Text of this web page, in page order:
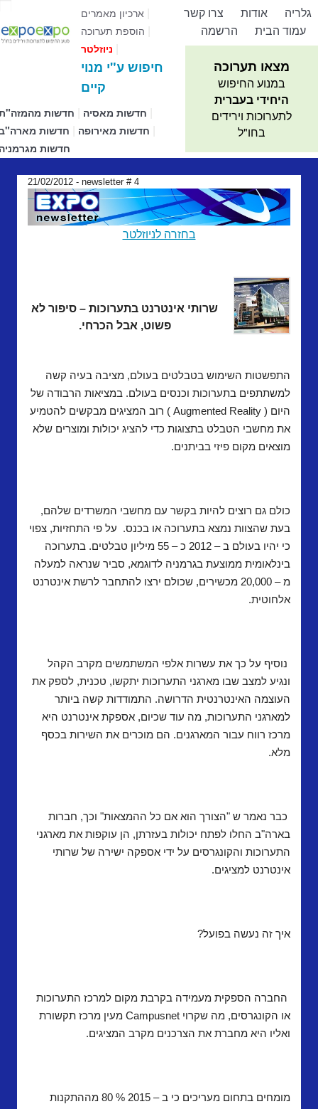
ארכיון מאמרים|
הוספת תערוכה
ניוזלטר
חיפוש ע"י מנוי
קיים
חדשות חדשות מאסיה
חדשות חדשות מאירופה
חדשות
צרו קשר אודות
גלריה
הרשמה
עמוד הבית
מצאו תערוכה
במנוע החיפוש
היחידי בעברית
לתערוכות וירידים
בחו"ל
21/02/2012 - newsletter # 4
בחזרה לניוזלטר
שרותי אינטרנט בתערוכות – סיפור לא
פשוט, אבל הכרחי.
התפשטות השימוש בטבלטים בעולם, מציבה בעיה קשה
למשתתפים בתערוכות וכנסים בעולם. במציאות הרבודה של
היום ( Augmented Reality ) רוב המציגים מבקשים להטמיע
את מחשבי הטבלט בתצוגות כדי להציג יכולות ומוצרים שלא
מוצאים מקום פיזי בביתנים.
כולם גם רוצים להיות בקשר עם מחשבי המשרדים שלהם,
בעת שהצוות נמצא בתערוכה או בכנס.
על פי התחזיות, צפוי
כי יהיו בעולם ב – 2012 כ – 55 מיליון טבלטים. בתערוכה
בינלאומית ממוצעת בגרמניה לדוגמא, סביר שנראה למעלה
מ – 20,000 מכשירים, שכולם ירצו להתחבר לרשת אינטרנט
אלחוטית.
נוסיף על כך את עשרות אלפי המשתמשים מקרב הקהל
ונגיע למצב שבו מארגני התערוכות יתקשו, טכנית, לספק את
העוצמה האינטרנטית הדרושה. התמודדות קשה ביותר
למארגני התערוכות, מה עוד שכיום, אספקת אינטרנט היא
מרכז רווח עבור המארגנים. הם מוכרים את השירות בכסף
מלא.
כבר נאמר ש "הצורך הוא אם כל ההמצאות" וכך, חברות
בארה"ב החלו לפתח יכולות בעזרתן, הן עוקפות את מארגני
התערוכות והקונגרסים על ידי אספקה ישירה של שרותי
אינטרנט למציגים.
איך זה נעשה בפועל?
החברה הספקית מעמידה בקרבת מקום למרכז התערוכות
או הקונגרסים, מה שקרוי Campusnet מעין מרכז תקשורת
ואליו היא מחברת את הצרכנים מקרב המציגים.
מומחים בתחום מעריכים כי ב – 2015 % 80 מההתקנות